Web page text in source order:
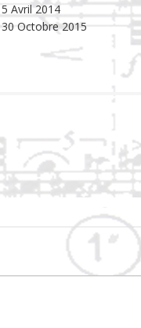
5 Avril 2014
30 Octobre 2015